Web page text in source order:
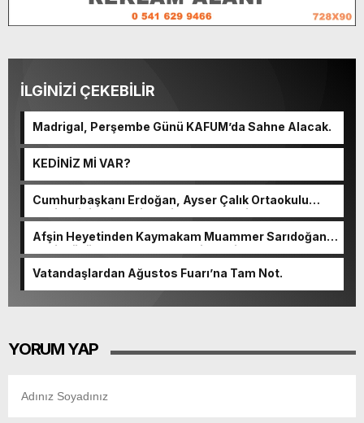
İLGİNİZİ ÇEKEBİLİR
Madrigal, Perşembe Günü KAFUM’da Sahne Alacak.
KEDİNİZ Mİ VAR?
Cumhurbaşkanı Erdoğan, Ayser Çalık Ortaokulu
Şehitlerinin Aileleriyle Bir Araya Geldi.
Afşin Heyetinden Kaymakam Muammer Sarıdoğan’a
Beşikdüzü’nde hayırlı olsun ziyareti.
Vatandaşlardan Ağustos Fuarı’na Tam Not.
YORUM YAP